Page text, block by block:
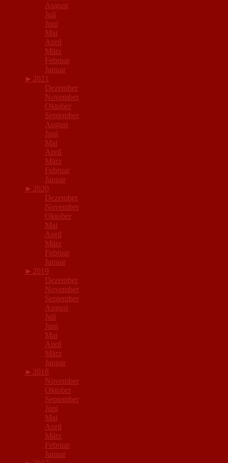
August
Juli
Juni
Mai
April
März
Februar
Januar
► 2021
Dezember
November
Oktober
September
August
Juni
Mai
April
März
Februar
Januar
► 2020
Dezember
November
Oktober
Mai
April
März
Februar
Januar
► 2019
Dezember
November
September
August
Juli
Juni
Mai
April
März
Januar
► 2018
November
Oktober
September
Juni
Mai
April
März
Februar
Januar